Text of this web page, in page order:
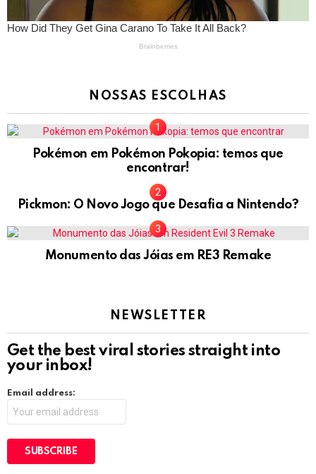
NOSSAS ESCOLHAS
Pokémon em Pokémon Pokopia: temos que
encontrar!
Pickmon: O Novo Jogo que Desafia a Nintendo?
Monumento das Jóias em RE3 Remake
NEWSLETTER
Get the best viral stories straight into
your inbox!
Email address: